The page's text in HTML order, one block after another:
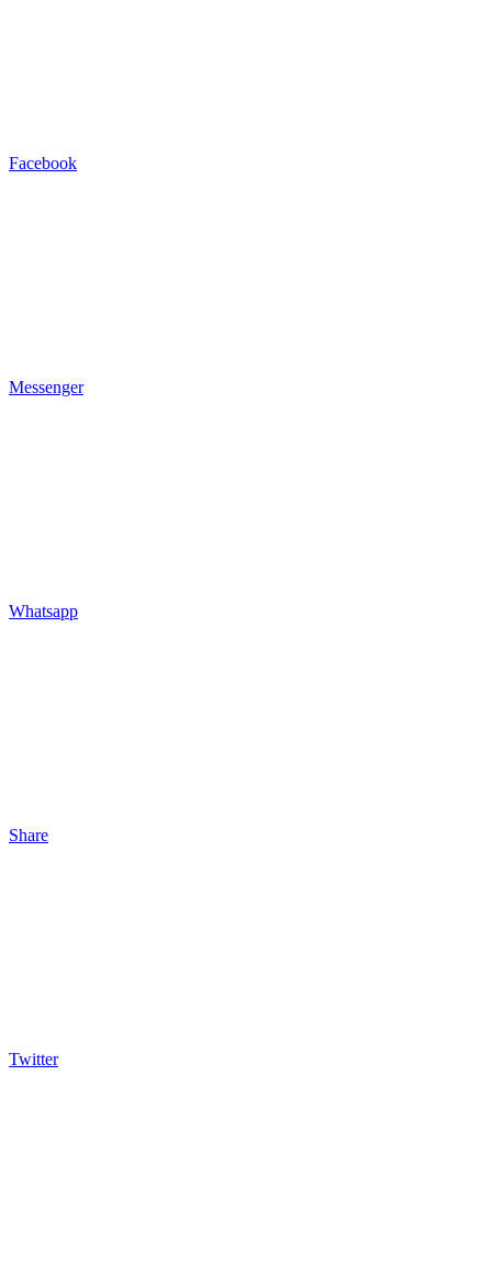
Facebook
Messenger
Whatsapp
Share
Twitter